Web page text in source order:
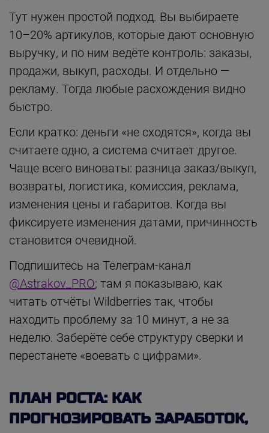
Тут нужен простой подход. Вы выбираете
10–20% артикулов, которые дают основную
выручку, и по ним ведёте контроль: заказы,
продажи, выкуп, расходы. И отдельно —
рекламу. Тогда любые расхождения видно
быстро.
Если кратко: деньги «не сходятся», когда вы
считаете одно, а система считает другое.
Чаще всего виноваты: разница заказ/выкуп,
возвраты, логистика, комиссия, реклама,
изменения цены и габаритов. Когда вы
фиксируете изменения датами, причинность
становится очевидной.
Подпишитесь на Телеграм-канал
@Astrakov_PRO; там я показываю, как
читать отчёты Wildberries так, чтобы
находить проблему за 10 минут, а не за
неделю. Заберёте себе структуру сверки и
перестанете «воевать с цифрами».
ПЛАН РОСТА: КАК
ПРОГНОЗИРОВАТЬ ЗАРАБОТОК,